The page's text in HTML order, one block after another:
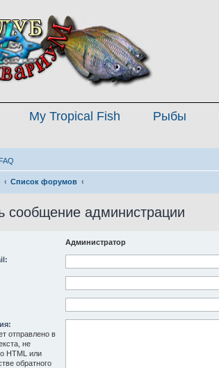
My Tropical Fish Рыбы
FAQ
Список форумов
сообщение администрации
Администратор
отправлено в
не
HTML или
обратного